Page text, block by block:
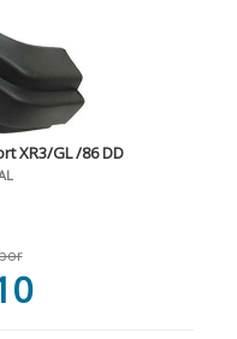
XR3/GL /86 DD